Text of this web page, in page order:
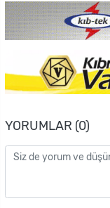
YORUMLAR (0)